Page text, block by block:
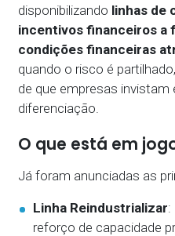
disponibilizando linhas de
incentivos financeiros a
condições financeiras
quando o risco é
de que empresas
diferenciação.
O que está em
Já foram anunciadas as
Linha Reindustrializar:
reforço de capacidade